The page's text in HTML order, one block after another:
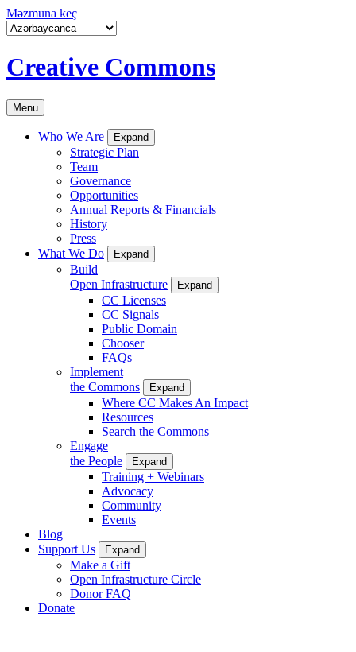
Məzmuna keç
Creative Commons
Menu
Who We Are Expand
Strategic Plan
Team
Governance
Opportunities
Annual Reports & Financials
History
Press
What We Do
Expand
Build
Open Infrastructure
Expand
CC Licenses
CC Signals
Public Domain
Chooser
FAQs
Implement
the Commons
Expand
Where CC Makes An Impact
Resources
Search the Commons
Engage
the People
Expand
Training + Webinars
Advocacy
Community
Events
Blog
Support Us
Expand
Make a Gift
Open Infrastructure Circle
Donor FAQ
Donate